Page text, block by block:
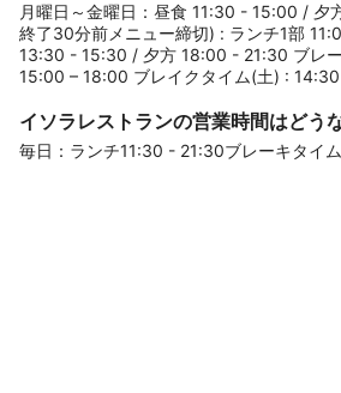
月曜日～金曜日：昼食 11:30 - 15:00 /
終了30分前メニュー締切) : ランチ1部
13:30 - 15:30 / 夕方 18:00 - 21:30 ブレ
15:00 – 18:00 ブレイクタイム(土) :
イソラレストランの営業時間はどう
毎日：ランチ11:30 - 21:30ブレーキタイ